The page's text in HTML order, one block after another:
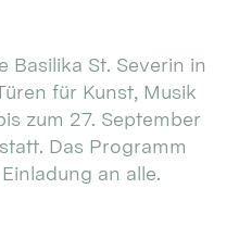
Basilika St. Severin in
für Kunst, Musik
zum 27. September
Das Programm
an alle.